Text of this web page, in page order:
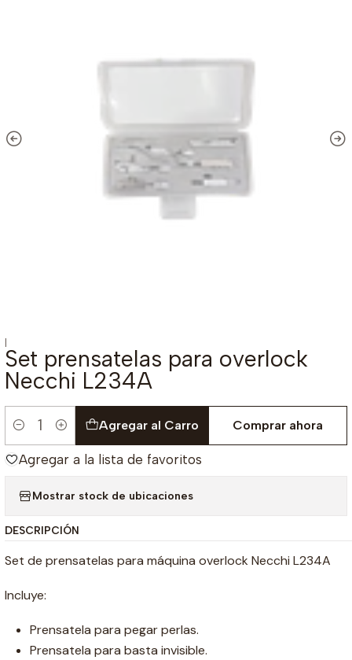
|
Set prensatelas para overlock
Necchi L234A
Cantidad
Agregar al Carro Comprar ahora
Agregar a la lista de favoritos
Mostrar stock de ubicaciones
DESCRIPCIÓN
Set de prensatelas para máquina overlock Necchi L234A
Incluye:
Prensatela para pegar perlas.
Prensatela para basta invisible.